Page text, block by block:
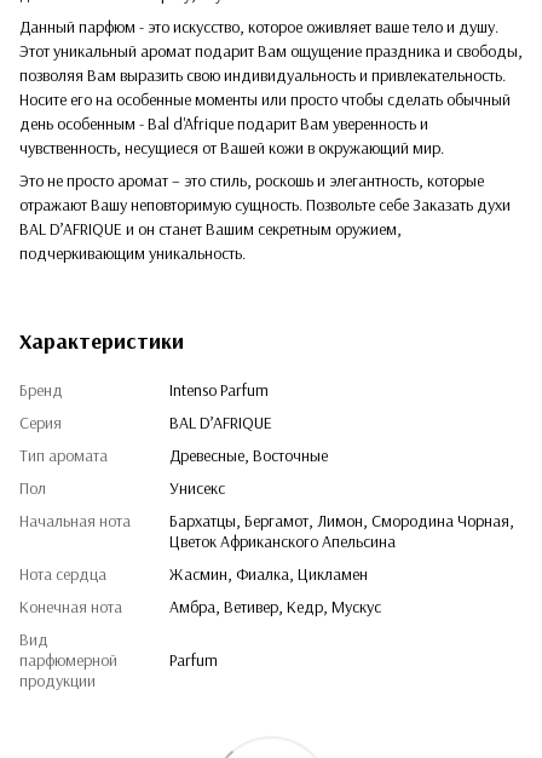
Данный парфюм - это искусство, которое оживляет ваше тело и душу.
Этот уникальный аромат подарит Вам ощущение праздника и свободы,
позволяя Вам выразить свою индивидуальность и привлекательность.
Носите его на особенные моменты или просто чтобы сделать обычный
день особенным - Bal d'Afrique подарит Вам уверенность и
чувственность, несущиеся от Вашей кожи в окружающий мир.
Это не просто аромат – это стиль, роскошь и элегантность, которые
отражают Вашу неповторимую сущность. Позвольте себе Заказать духи
BAL D’AFRIQUE и он станет Вашим секретным оружием,
подчеркивающим уникальность.
Характеристики
Бренд
Intenso Parfum
Серия
BAL D’AFRIQUE
Тип аромата
Древесные, Восточные
Пол
Унисекс
Начальная нота
Бархатцы, Бергамот, Лимон, Смородина Чорная,
Цветок Африканского Апельсина
Нота сердца
Жасмин, Фиалка, Цикламен
Конечная нота
Амбра, Ветивер, Кедр, Мускус
Вид
парфюмерной
продукции
Parfum